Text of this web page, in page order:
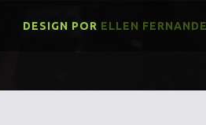
DESIGN POR ELLEN